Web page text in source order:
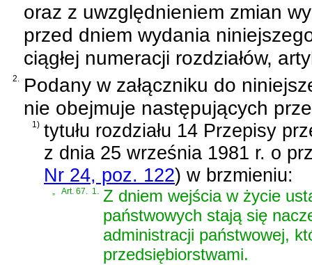
oraz z uwzględnieniem zmian
przed dniem wydania
ciągłej numeracji rozdziałów,
2. Podany w załączniku do
nie obejmuje następujących
1) tytułu rozdziału 14 Przepisy
z dnia 25 września 1981 r. o
Nr 24, poz. 122) w brzmieniu:
„ Art. 67. 1. Z dniem wejścia w życie
państwowych stają się
administracji państwowej,
przedsiębiorstwami.